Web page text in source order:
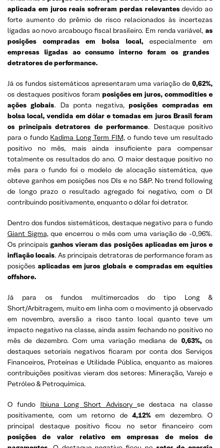
aplicada em juros reais sofreram perdas relevantesdevido ao
forte aumento do prêmio de risco relacionados às incertezas
ligadas ao novo arcabouço fiscal brasileiro. Em renda variável, as
posições compradas em bolsa local,especialmente em
empresas ligadas ao consumo interno foram os grandes
detratores de performance.
Já os fundos sistemáticos apresentaram uma variação de 0,62%,
os destaques positivos foram posições em juros, commodities e
ações globais. Da ponta negativa, posições compradas em
bolsa local, vendida em dólar e tomadas em juros Brasil foram
os principais detratores de performance. Destaque positivo
para o fundo Kadima Long Term FIM, o fundo teve um resultado
positivo no mês, mais ainda insuficiente para compensar
totalmente os resultados do ano. O maior destaque positivo no
mês para o fundo foi o modelo de alocação sistemática, que
obteve ganhos em posições nos DIs e no S&P. No trend following
de longo prazo o resultado agregado foi negativo, com o DI
contribuindo positivamente, enquanto o dólar foi detrator.
Dentro dos fundos sistemáticos, destaque negativo para o fundo
Giant Sigma, que encerrou o mês com uma variação de -0,96%.
Os principais ganhos vieram das posições aplicadas em juros e
inflação locais. As principais detratoras de performance foram as
posições aplicadas em juros globais e compradas em equities
offshore.
Já para os fundos multimercados do tipo Long &
Short/Arbitragem, muito em linha com o movimento já observado
em novembro, aversão a risco tanto local quanto teve um
impacto negativo na classe, ainda assim fechando no positivo no
mês de dezembro. Com uma variação mediana de 0,63%,os
destaques setoriais negativos ficaram por conta dos Serviços
Financeiros, Proteínas e Utilidade Pública, enquanto as maiores
contribuições positivas vieram dos setores: Mineração, Varejo e
Petróleo & Petroquímica.
O fundo Ibiuna Long Short Advisoryse destaca na classe
positivamente, com um retorno de 4,12%em dezembro. O
principal destaque positivo ficou no setor financeiro com
posições de valor relativo em empresas de meios de